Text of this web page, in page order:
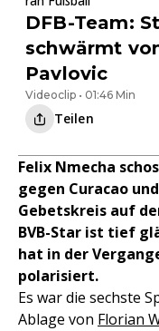
DFB-Team:
schwärmt
Pavlovic
Videoclip • 01:46 Min
Teilen
Felix Nmecha
gegen Curacao
Gebetskreis auf
BVB-Star ist tief
hat in der
polarisiert.
Es war die sechste
Ablage von Florian